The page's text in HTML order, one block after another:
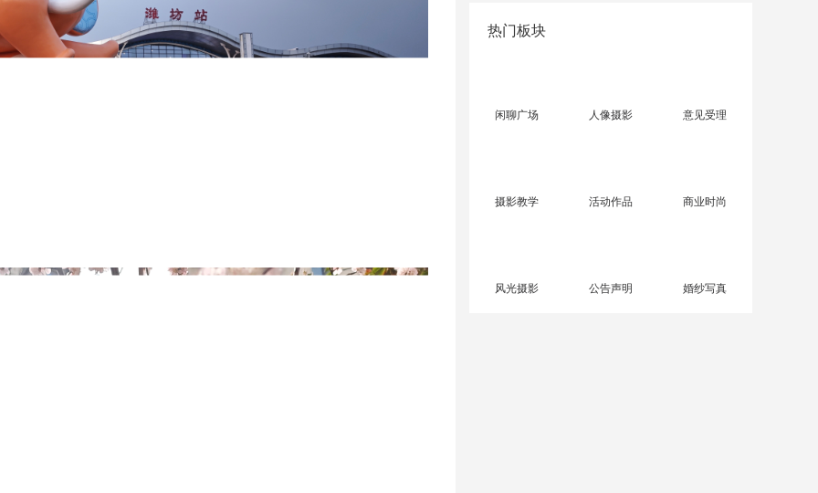
热门板块
闲聊广场 人像摄影 意见受理
摄影教学 活动作品 商业时尚
风光摄影 公告声明 婚纱写真